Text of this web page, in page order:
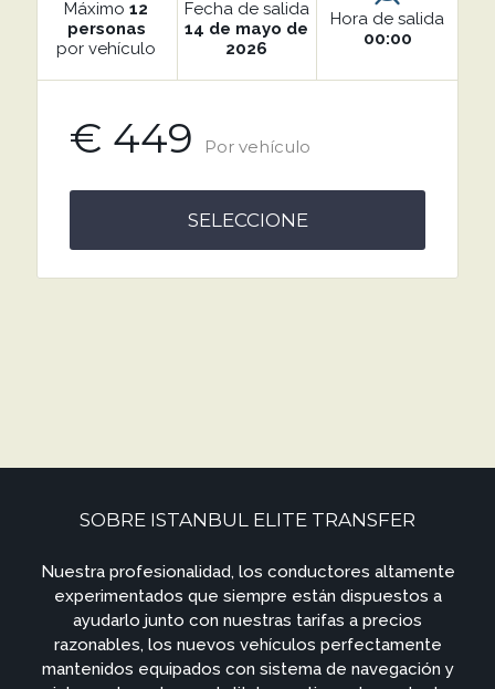
Máximo12
personas
por vehículo
Fecha de salida
14 de mayo de
2026
Hora de salida
00:00
€ 449 Por vehículo
SELECCIONE
SOBRE ISTANBUL ELITE TRANSFER
Nuestra profesionalidad, los conductores altamente
experimentados que siempre están dispuestos a
ayudarlo junto con nuestras tarifas a precios
razonables, los nuevos vehículos perfectamente
mantenidos equipados con sistema de navegación y